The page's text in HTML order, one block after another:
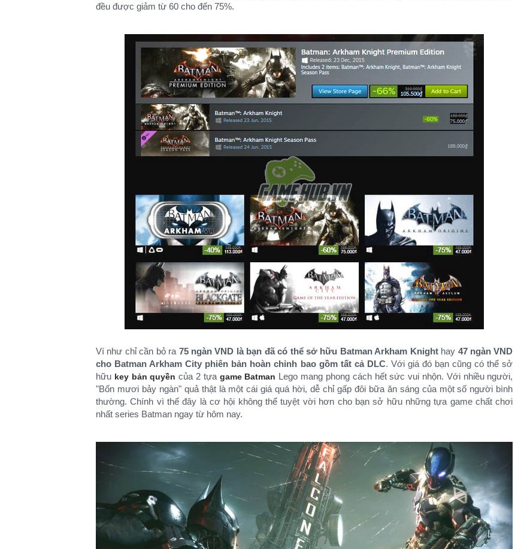
đều được giảm từ 60 cho đến 75%.
Ví như chỉ cần bỏ ra 75 ngàn VND là bạn đã có thể sở hữu Batman Arkham Knighthay 47 ngàn VND
cho Batman Arkham City phiên bản hoàn chỉnh bao gồm tất cả DLC. Với giá đó bạn cũng có thể sở
hữu key bản quyền của 2 tựa game Batman Lego mang phong cách hết sức vui nhộn. Với nhiều người,
"Bốn mươi bảy ngàn" quả thật là một cái giá quá hời, dễ chỉ gấp đôi bữa ăn sáng của một số người bình
thường. Chính vì thế đây là cơ hội không thể tuyệt vời hơn cho bạn sở hữu những tựa game chất chơi
nhất series Batman ngay từ hôm nay.